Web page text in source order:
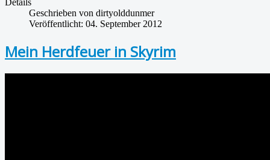
Details
Geschrieben von dirtyolddunmer
Veröffentlicht: 04. September 2012
Mein Herdfeuer in Skyrim